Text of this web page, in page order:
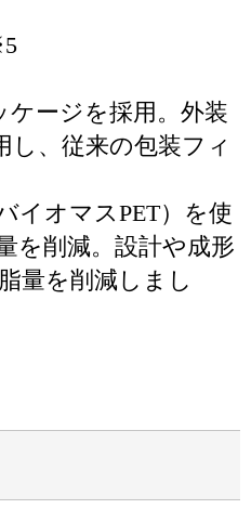
ケージを採用。外装
し、従来の包装フィ
イオマスPET）を使
を削減。設計や成形
量を削減しまし